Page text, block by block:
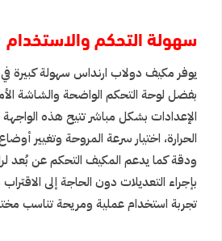
سهولة التحكم والاستخدام
يوفر مكيف دولاب ارنداس سهولة كبيرة
بفضل لوحة التحكم الواضحة والشاشة
الإعدادات بشكل مباشر تتيح هذه
الحرارة، اختيار سرعة المروحة وتغيير
ودقة كما يدعم المكيف التحكم عن بُعد
بإجراء التعديلات دون الحاجة إلى
تجربة استخدام عملية ومريحة تناسب